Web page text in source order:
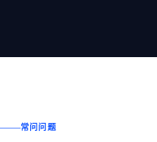
常问问题